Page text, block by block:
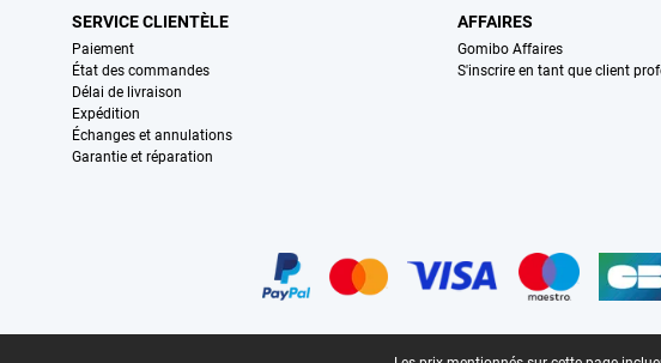
SERVICE CLIENTÈLE
Paiement
État des commandes
Délai de livraison
Expédition
Échanges et annulations
Garantie et réparation
AFFAIRES
Gomibo Affaires
S'inscrire en tant que client